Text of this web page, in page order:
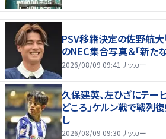
PSV移籍決定の佐野航大
のNEC集合写真＆「新た
2026/08/09 09:41サッカー
久保建英、左ひざにテー
どころ」ケルン戦で戦
し
2026/08/09 09:30サッカー